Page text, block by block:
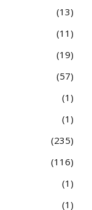
13
11
19
57
1
1
235
116
1
1